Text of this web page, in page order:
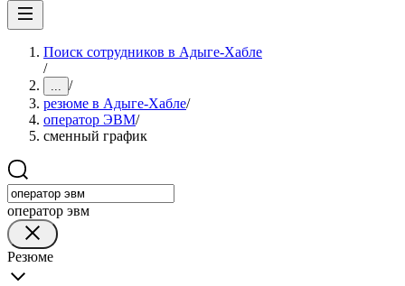
Поиск сотрудников в Адыге-Хабле
/
... /
резюме в Адыге-Хабле/
оператор ЭВМ/
сменный график
оператор эвм
Резюме